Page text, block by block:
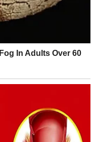
od tuđe osude.
imaće
identiteta ili stare